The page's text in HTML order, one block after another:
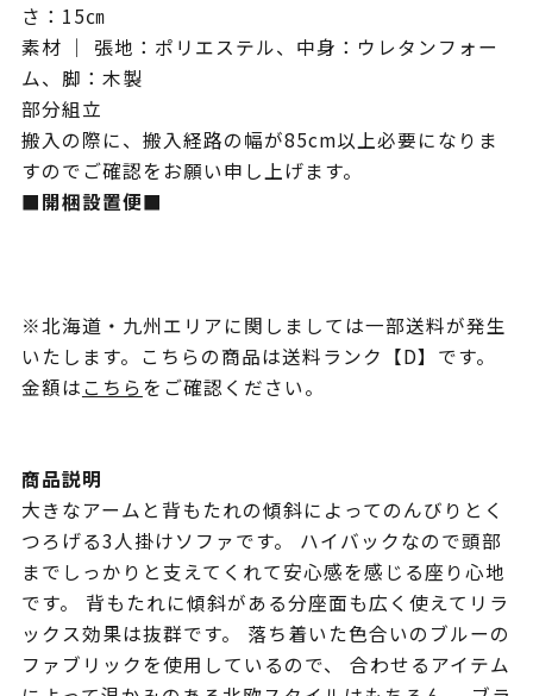
さ：15㎝
素材 ｜ 張地：ポリエステル、中身：ウレタンフォー
ム、脚：木製
部分組立
搬入の際に、搬入経路の幅が85cm以上必要になりま
すのでご確認をお願い申し上げます。
■開梱設置便■
※北海道・九州エリアに関しましては一部送料が発生
いたします。こちらの商品は送料ランク【D】です。
金額はこちらをご確認ください。
商品説明
大きなアームと背もたれの傾斜によってのんびりとく
つろげる3人掛けソファです。 ハイバックなので頭部
までしっかりと支えてくれて安心感を感じる座り心地
です。 背もたれに傾斜がある分座面も広く使えてリラ
ックス効果は抜群です。 落ち着いた色合いのブルーの
ファブリックを使用しているので、 合わせるアイテム